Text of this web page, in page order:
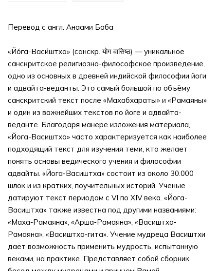
Перевод с англ. Анаами Баба
«Йо́га-Васи́штха» (санскр. योग वासिष्ठ) — уникальное
санскритское религиозно-философское произведение,
одно из основных в древней индийской философии йоги
и адвайта-веданты. Это самый большой по объёму
санскритский текст после «Махабхараты» и «Рамаяны»
и один из важнейших текстов по йоге и адвайта-
веданте. Благодаря манере изложения материала,
«Йога-Васиштха» часто характеризуется как наиболее
подходящий текст для изучения теми, кто желает
понять основы ведического учения и философии
адвайты. «Йога-Васиштха» состоит из около 30.000
шлок и из кратких, поучительных историй. Учёные
датируют текст периодом с VI по XIV века. «Йога-
Васиштха» также известна под другими названиями:
«Маха-Рамаяна», «Арша-Рамаяна», «Васиштха-
Рамаяна», «Васиштха-гита». Учение мудреца Васиштхи
даёт возможность применить мудрость, испытанную
веками, на практике. Представляет собой сборник